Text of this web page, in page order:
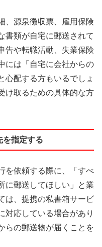
、源泉徴収票、雇用保険
書類が自宅に郵送されて
告や転職活動、失業保険
には「自宅に会社からの
心配する方もいるでしょ
け取るための具体的な方
を指定する
を依頼する際に、「すべ
に郵送してほしい」と業
は、提携の私書箱サービ
対応している場合があり
らの郵送物が届くことを